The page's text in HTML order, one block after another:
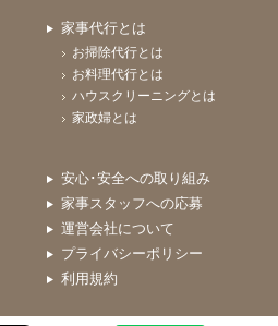
家事代行とは
お掃除代行とは
お料理代行とは
ハウスクリーニングとは
家政婦とは
安心･安全への取り組み
家事スタッフへの応募
運営会社について
プライバシーポリシー
利用規約